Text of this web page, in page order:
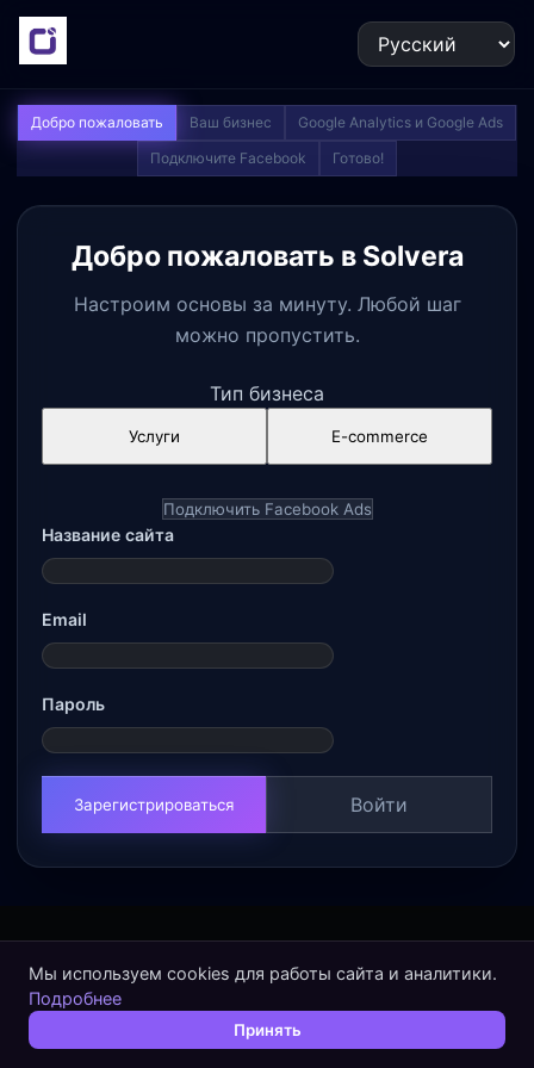
Добро пожаловать Ваш бизнес
Google Analytics и Google Ads
Подключите Facebook
Готово!
Добро пожаловать в Solvera
Настроим основы за минуту. Любой шаг
можно пропустить.
Тип бизнеса
Услуги E-commerce
Подключить Facebook Ads
Название сайта
Email
Пароль
Зарегистрироваться Войти
Мы используем cookies для работы сайта и аналитики.
Подробнее
Принять